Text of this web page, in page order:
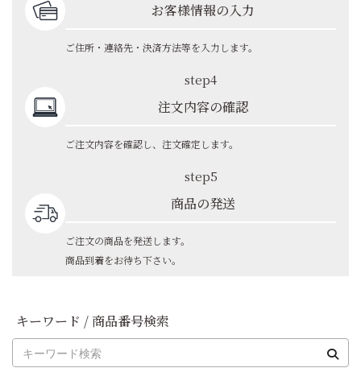
お客様情報の入力
ご住所・連絡先・決済方法等を入力します。
step4
注文内容の確認
ご注文内容を確認し、注文確定します。
step5
商品の発送
ご注文の商品を発送します。
商品到着をお待ち下さい。
キーワード / 商品番号検索